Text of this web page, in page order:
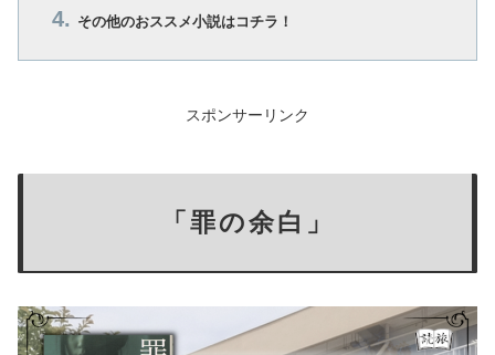
その他のおススメ小説はコチラ！
スポンサーリンク
「罪の余白」